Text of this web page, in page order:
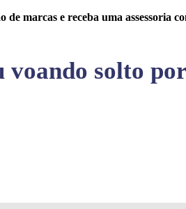
marcas e receba uma assessoria
voando solto